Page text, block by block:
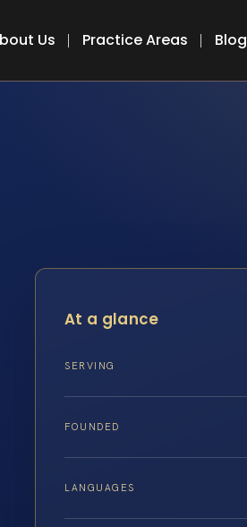
Us Practice Areas Blog
At a glance
SERVING
FOUNDED
LANGUAGES